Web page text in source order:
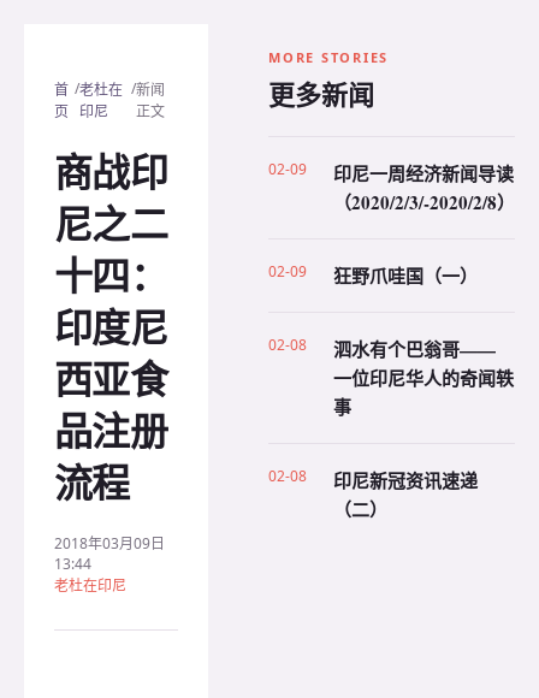
首
页
/老杜在
印尼
/新闻
正文
商战印
尼之二
十四：
印度尼
西亚食
品注册
流程
2018年03月09日
13:44
老杜在印尼
MORE STORIES
更多新闻
02-09
印尼一周经济新闻导读
（2020/2/3/-2020/2/8）
02-09 狂野爪哇国（一）
02-08
泗水有个巴翁哥——
一位印尼华人的奇闻轶
事
02-08
印尼新冠资讯速递
（二）